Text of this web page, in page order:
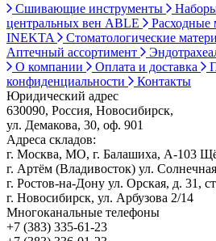
Сшивающие инструменты
центральных вен ABLE
Расходные
INEKTA
Стоматологические
Аптечный ассортимент
О компании
Оплата и доставка
конфиденциальности
Контакты
Юридический адрес
630090, Россия, Новосибирск,
ул. Демакова, 30, оф. 901
Адреса складов:
г. Москва, МО, г. Балашиха, А-103
г. Артём (Владивосток) ул.
г. Ростов-на-Дону ул. Орская, д. 31,
г. Новосибирск, ул. Арбузова 2/14
Многоканальные телефоны
+7 (383) 335-61-23